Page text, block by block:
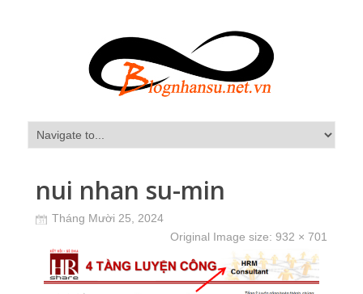
nui nhan su-min
Tháng Mười 25, 2024
Original Image size: 932 × 701